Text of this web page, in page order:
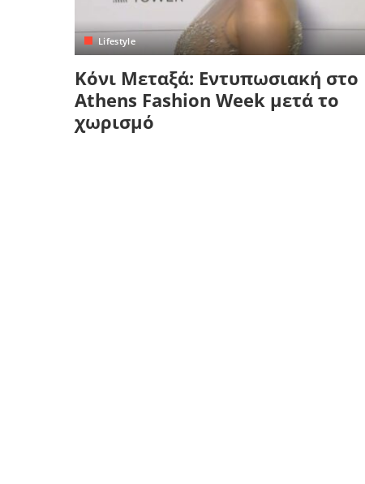
Κυκλάδες
Lifestyle
Κόνι Μεταξά: Εντυπωσιακή στο
Athens Fashion Week μετά το
χωρισμό